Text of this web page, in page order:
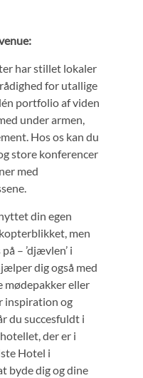
har stillet lokaler
for utallige
portfolio af viden
under armen,
Hos os kan du
store konferencer
med
din egen
men
– ’djævlen’ i
dig også med
mødepakker eller
inspiration og
du succesfuldt i
der er i
Hotel i
byde dig og dine